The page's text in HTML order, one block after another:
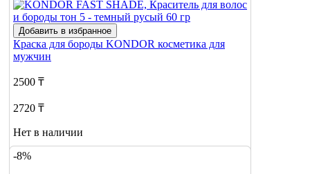
Добавить в избранное
Краска для бороды KONDOR косметика для
мужчин
2500 ₸
2720 ₸
Нет в наличии
Сообщить
-8%